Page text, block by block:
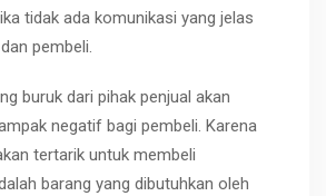
tidak ada komunikasi yang jelas
pembeli.
buruk dari pihak penjual akan
negatif bagi pembeli. Karena
tertarik untuk membeli
barang yang dibutuhkan oleh